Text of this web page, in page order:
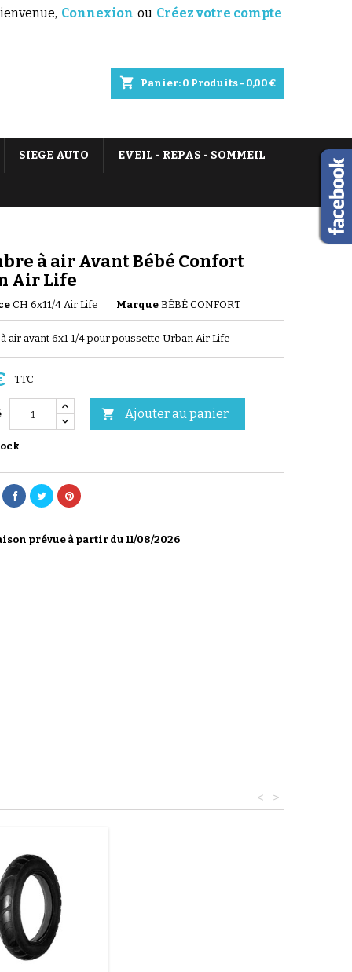
Connexion ou Créez votre compte
shopping_cart Panier: 0 Produits - 0,00 €
SIEGE AUTO EVEIL - REPAS - SOMMEIL
à air Avant Bébé Confort
Air Life
CH 6x11/4 Air Life Marque BÉBÉ CONFORT
air avant 6x1 1/4 pour poussette Urban Air Life
TTC
 Ajouter au panier
prévue à partir du 11/08/2026
>
<